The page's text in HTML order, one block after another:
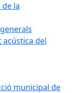
la
acústica del
municipal de